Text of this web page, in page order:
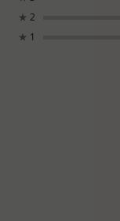
★ 2
★ 1